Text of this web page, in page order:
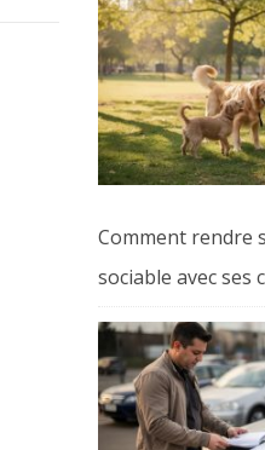
Comment rendre
sociable avec ses